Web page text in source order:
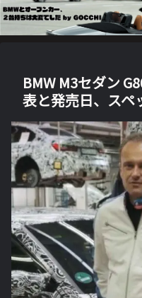
BMW M3セダン
表と発売日、スペ